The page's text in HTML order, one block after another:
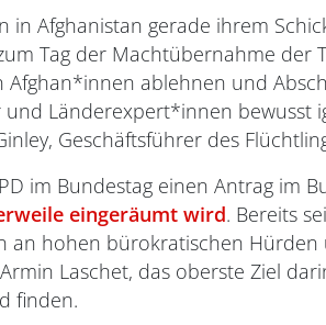
in Afghanistan gerade ihrem
Tag der Machtübernahme der
Afghan*innen ablehnen und
Länderexpert*innen bewusst
Geschäftsführer des
im Bundestag einen Antrag im
eingeräumt wird. Bereits
an hohen bürokratischen
Laschet, das oberste Ziel
finden.